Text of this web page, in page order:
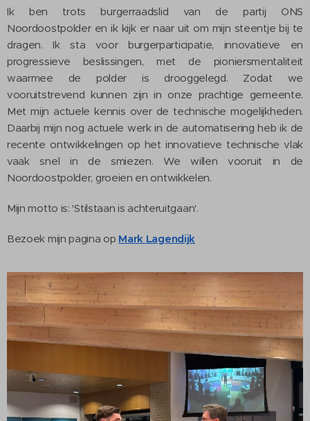
Ik ben trots burgerraadslid van de partij ONS
Noordoostpolder en ik kijk er naar uit om mijn steentje bij te
dragen. Ik sta voor burgerparticipatie, innovatieve en
progressieve beslissingen, met de pioniersmentaliteit
waarmee de polder is drooggelegd. Zodat we
vooruitstrevend kunnen zijn in onze prachtige gemeente.
Met mijn actuele kennis over de technische mogelijkheden.
Daarbij mijn nog actuele werk in de automatisering heb ik de
recente ontwikkelingen op het innovatieve technische vlak
vaak snel in de smiezen. We willen vooruit in de
Noordoostpolder, groeien en ontwikkelen.
Mijn motto is: 'Stilstaan is achteruitgaan'.
Bezoek mijn pagina op Mark Lagendijk